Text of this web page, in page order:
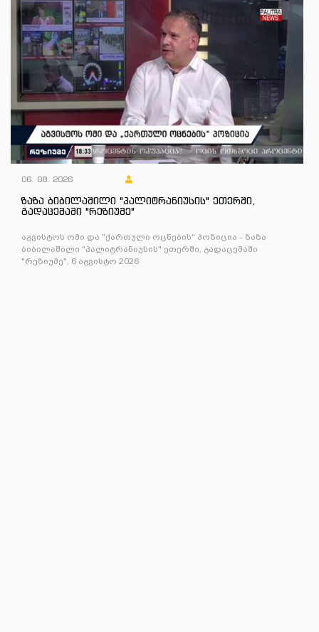
06. 08. 2026
ზაზა ბიბილაშილი "პალიტრანიუსის" ეთერში,
გადაცემაში "რეზიუმე"
აგვისტოს ომი და "ქართული ოცნების" პოზიცია - ზაზა
ბიბილაშილი "პალიტრანიუსის" ეთერში, გადაცემაში
"რეზიუმე", 6 აგვისტო 2026